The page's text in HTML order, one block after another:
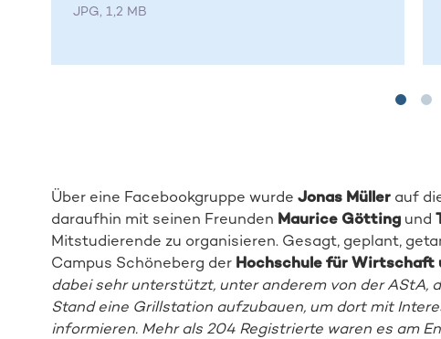
JPG, 1,2 MB
Über eine Facebookgruppe wurde Jonas Müllerauf
daraufhin mit seinen Freunden Maurice Göttingund
Mitstudierende zu organisieren. Gesagt, geplant,
Campus Schöneberg der Hochschule für Wirtschaft
dabei sehr unterstützt, unter anderem von der AStA,
Stand eine Grillstation aufzubauen, um dort mit
informieren. Mehr als 204 Registrierte waren es am